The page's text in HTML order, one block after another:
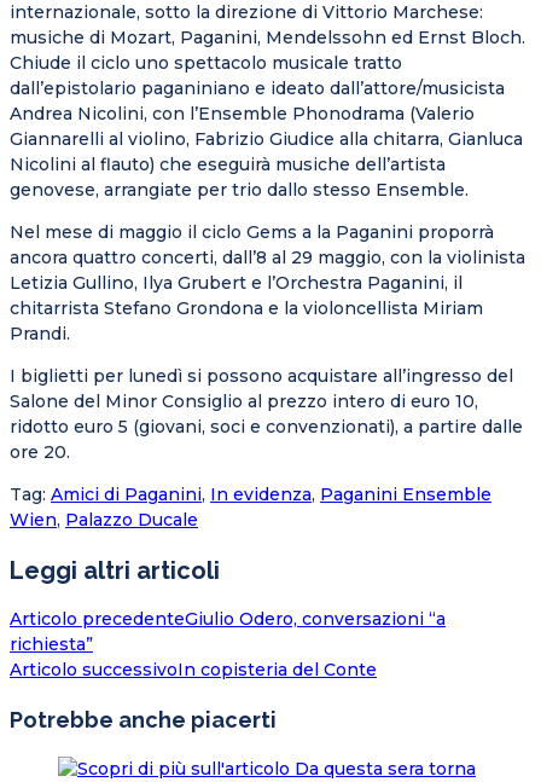
internazionale, sotto la direzione di Vittorio Marchese:
musiche di Mozart, Paganini, Mendelssohn ed Ernst Bloch.
Chiude il ciclo uno spettacolo musicale tratto
dall’epistolario paganiniano e ideato dall’attore/musicista
Andrea Nicolini, con l’Ensemble Phonodrama (Valerio
Giannarelli al violino, Fabrizio Giudice alla chitarra, Gianluca
Nicolini al flauto) che eseguirà musiche dell’artista
genovese, arrangiate per trio dallo stesso Ensemble.
Nel mese di maggio il ciclo Gems a la Paganini proporrà
ancora quattro concerti, dall’8 al 29 maggio, con la violinista
Letizia Gullino, Ilya Grubert e l’Orchestra Paganini, il
chitarrista Stefano Grondona e la violoncellista Miriam
Prandi.
I biglietti per lunedì si possono acquistare all’ingresso del
Salone del Minor Consiglio al prezzo intero di euro 10,
ridotto euro 5 (giovani, soci e convenzionati), a partire dalle
ore 20.
Tag: Amici di Paganini, In evidenza, Paganini Ensemble
Wien, Palazzo Ducale
Leggi altri articoli
Articolo precedenteGiulio Odero, conversazioni “a
richiesta”
Articolo successivoIn copisteria del Conte
Potrebbe anche piacerti